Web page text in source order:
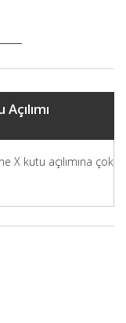
X kutu açılımına çok